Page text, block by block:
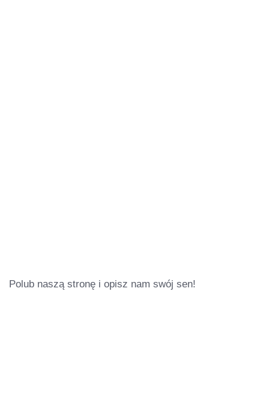
Polub naszą stronę i opisz nam swój sen!